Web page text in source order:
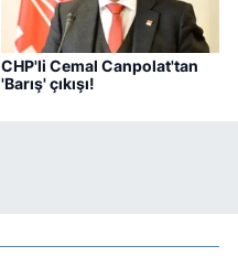
CHP'li Cemal Canpolat'tan
'Barış' çıkışı!